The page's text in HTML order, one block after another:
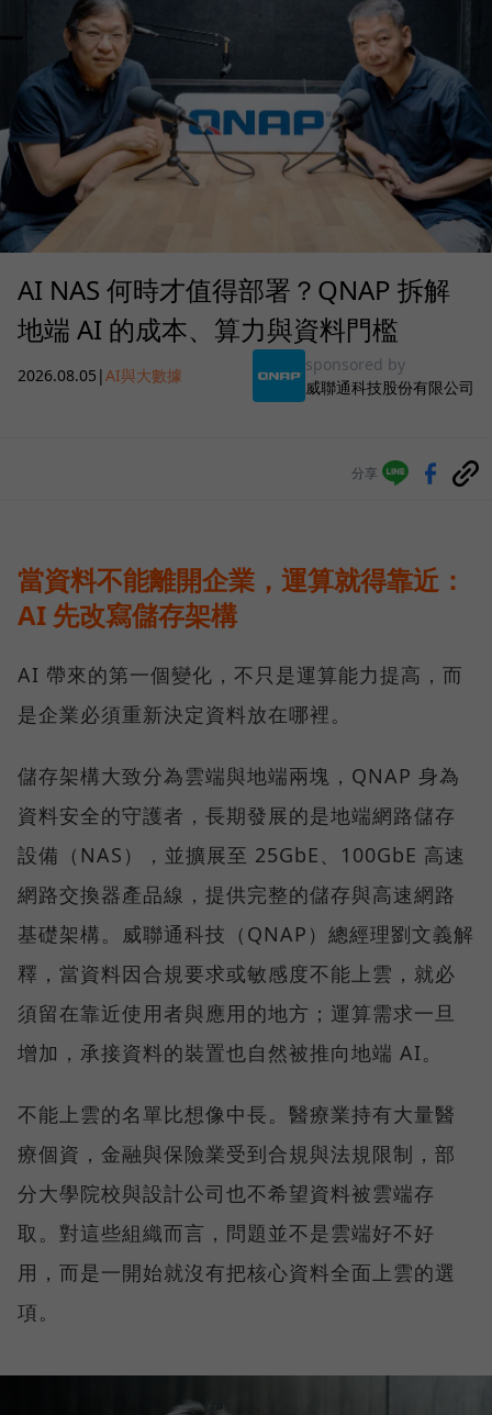
AI NAS 何時才值得部署？QNAP 拆解
地端 AI 的成本、算力與資料門檻
2026.08.05 |AI與大數據
sponsored by
威聯通科技股份有限公司
分享
當資料不能離開企業，運算就得靠近：
AI 先改寫儲存架構
AI 帶來的第一個變化，不只是運算能力提高，而
是企業必須重新決定資料放在哪裡。
儲存架構大致分為雲端與地端兩塊，QNAP 身為
資料安全的守護者，長期發展的是地端網路儲存
設備（NAS），並擴展至 25GbE、100GbE 高速
網路交換器產品線，提供完整的儲存與高速網路
基礎架構。威聯通科技（QNAP）總經理劉文義解
釋，當資料因合規要求或敏感度不能上雲，就必
須留在靠近使用者與應用的地方；運算需求一旦
增加，承接資料的裝置也自然被推向地端 AI。
不能上雲的名單比想像中長。醫療業持有大量醫
療個資，金融與保險業受到合規與法規限制，部
分大學院校與設計公司也不希望資料被雲端存
取。對這些組織而言，問題並不是雲端好不好
用，而是一開始就沒有把核心資料全面上雲的選
項。